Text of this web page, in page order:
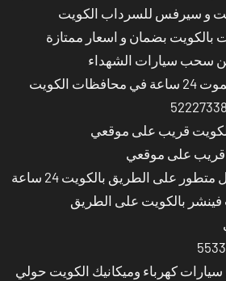
و سيرفس للسرداب الكويت
بضمان و اسعار ممتازة
سحب سيارات الشهداء
الكويت
قريب على موقعي
قريب على موقعي
على الطريق بالكويت 24 ساعة
بالكويت على الطريق
كهرباء وميكانيك الكويت حولي